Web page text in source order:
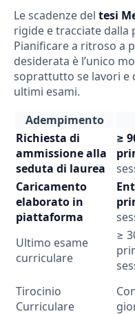
Le scadenze del tesi
rigide e tracciate dalla
Pianificare a ritroso a
desiderata è l’unico
soprattutto se lavori e
ultimi esami.
Adempimento
Richiesta di
ammissione alla
seduta di laurea
≥
Caricamento
elaborato in
piattaforma
Ultimo esame
curriculare
≥
Tirocinio
Curriculare